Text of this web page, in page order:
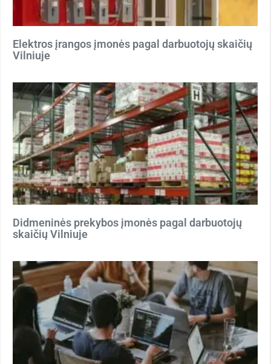
Elektros įrangos įmonės pagal darbuotojų skaičių
Vilniuje
Didmeninės prekybos įmonės pagal darbuotojų
skaičių Vilniuje